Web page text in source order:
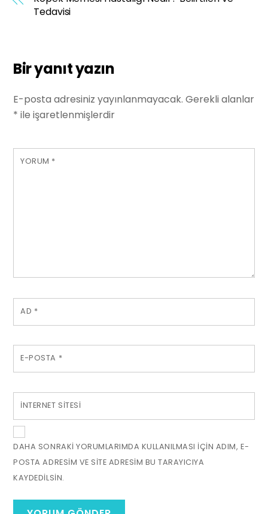
Tedavisi
Bir yanıt yazın
E-posta adresiniz yayınlanmayacak. Gerekli alanlar
* ile işaretlenmişlerdir
YORUM *
AD *
E-POSTA *
İNTERNET SITESI
DAHA SONRAKI YORUMLARIMDA KULLANILMASI IÇIN ADIM, E-
POSTA ADRESIM VE SITE ADRESIM BU TARAYICIYA
KAYDEDILSIN.